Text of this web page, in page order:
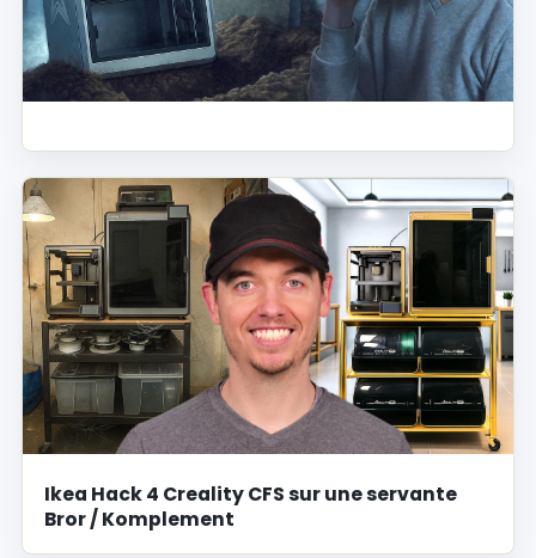
Ikea Hack 4 Creality CFS sur une servante
Bror / Komplement